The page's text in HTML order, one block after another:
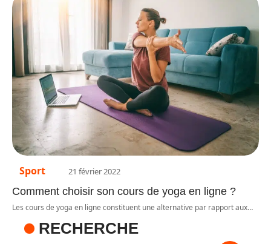
Sport 21 février 2022
Comment choisir son cours de yoga en ligne ?
Les cours de yoga en ligne constituent une alternative par rapport aux…
RECHERCHE